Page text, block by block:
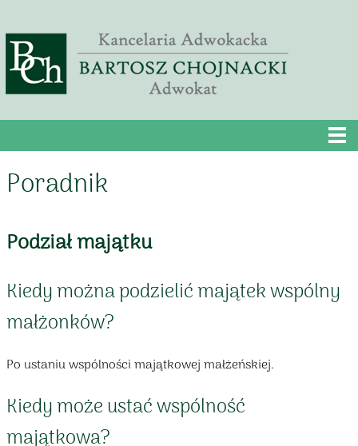
Poradnik
Podział majątku
Kiedy można podzielić majątek wspólny
małżonków?
Po ustaniu wspólności majątkowej małżeńskiej.
Kiedy może ustać wspólność
majątkowa?